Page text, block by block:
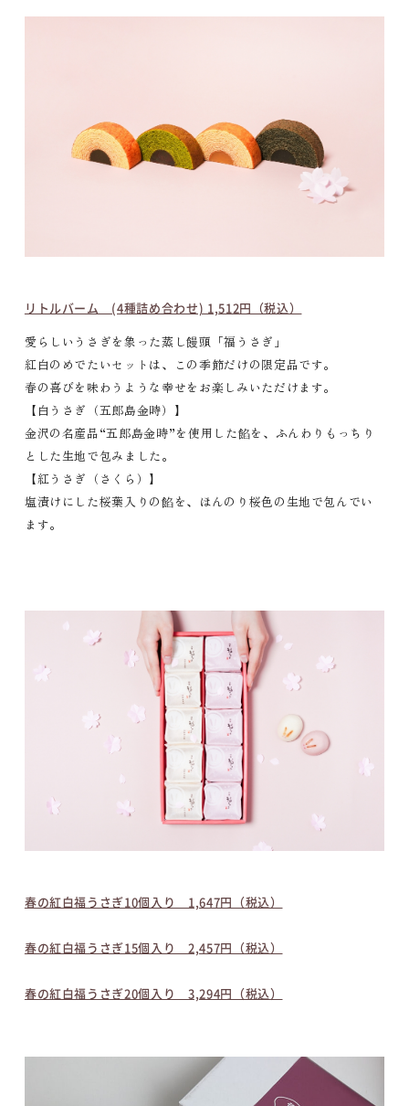
リトルバーム (4種詰め合わせ) 1,512円（税込）
愛らしいうさぎを象った蒸し饅頭「福うさぎ」
紅白のめでたいセットは、この季節だけの限定品です。
春の喜びを味わうような幸せをお楽しみいただけます。
【白うさぎ（五郎島金時）】
金沢の名産品“五郎島金時”を使用した餡を、ふんわりもっちり
とした生地で包みました。
【紅うさぎ（さくら）】
塩漬けにした桜葉入りの餡を、ほんのり桜色の生地で包んでい
ます。
春の紅白福うさぎ10個入り 1,647円（税込）
春の紅白福うさぎ15個入り 2,457円（税込）
春の紅白福うさぎ20個入り 3,294円（税込）